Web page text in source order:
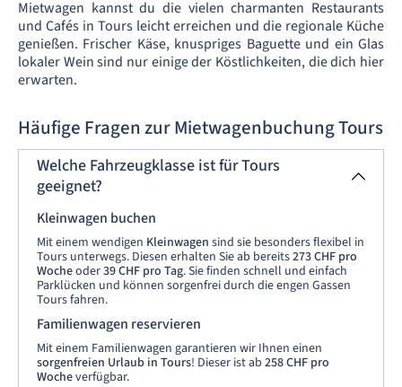
Mietwagen kannst du die vielen charmanten Restaurants
und Cafés in Tours leicht erreichen und die regionale Küche
genießen. Frischer Käse, knuspriges Baguette und ein Glas
lokaler Wein sind nur einige der Köstlichkeiten, die dich hier
erwarten.
Häufige Fragen zur Mietwagenbuchung Tours
Welche Fahrzeugklasse ist für Tours
geeignet?
Kleinwagen buchen
Mit einem wendigen Kleinwagen sind sie besonders flexibel in
Tours unterwegs. Diesen erhalten Sie ab bereits273 CHF pro
Wocheoder39 CHF pro Tag. Sie finden schnell und einfach
Parklücken und können sorgenfrei durch die engen Gassen
Tours fahren.
Familienwagen reservieren
Mit einem Familienwagen garantieren wir Ihnen einen
sorgenfreien Urlaub in Tours! Dieser ist ab 258 CHF pro
Wocheverfügbar.